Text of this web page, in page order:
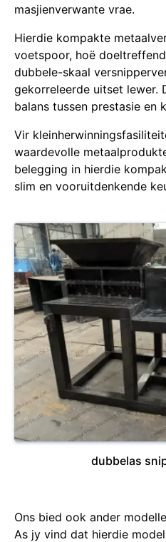
masjienverwante vrae.
Hierdie kompakte
voetspoor, hoë
dubbele-skaal
gekorreleerde uitset lewer.
balans tussen prestasie en
Vir
waardevolle
belegging in hierdie
slim en vooruitdenkende
dubbelas
Ons bied ook ander
As jy vind dat hierdie